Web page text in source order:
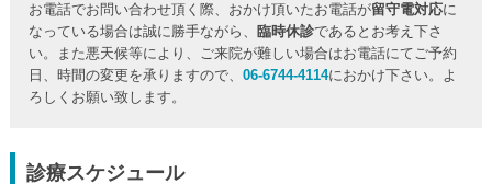
お電話でお問い合わせ頂く際、おかけ頂いたお電話が留守電対応に
なっている場合は誠に勝手ながら、
臨時休診であるとお考え下さ
い。また悪天候等により、ご来院が難しい場合はお電話にてご予約
日、時間の変更を承りますので、06-6744-4114におかけ下さい。よ
ろしくお願い致します。
診療スケジュール